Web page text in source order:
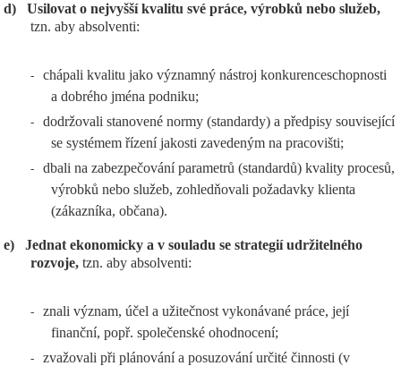
d)
Usilovat o nejvyšší kvalitu své práce, výrobků nebo služeb,
tzn. aby absolventi:
-
chápali kvalitu jako významný nástroj konkurenceschopnosti
a dobrého jména podniku;
-
dodržovali stanovené normy (standardy) a předpisy související
se systémem řízení jakosti zavedeným na pracovišti;
-
dbali na zabezpečování parametrů (standardů) kvality procesů,
výrobků nebo služeb, zohledňovali požadavky klienta
(zákazníka, občana).
e)
Jednat ekonomicky a v souladu se strategií udržitelného
rozvoje, tzn. aby absolventi:
-
znali význam, účel a užitečnost vykonávané práce, její
finanční, popř. společenské ohodnocení;
-
zvažovali při plánování a posuzování určité činnosti (v